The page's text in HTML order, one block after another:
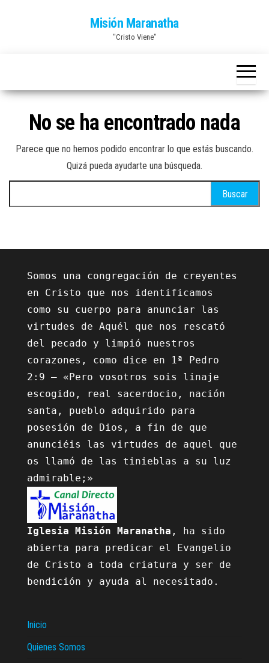
Misión Maranatha
"Cristo Viene"
No se ha encontrado nada
Parece que no hemos podido encontrar lo que estás buscando.
Quizá pueda ayudarte una búsqueda.
Somos una congregación de creyentes
en Cristo que nos identificamos
como su cuerpo para anunciar las
virtudes de Aquél que nos rescató
del pecado y limpió nuestros
corazones, como dice en 1ª Pedro
2:9 – «Pero vosotros sois linaje
escogido, real sacerdocio, nación
santa, pueblo adquirido para
posesión de Dios, a fin de que
anunciéis las virtudes de aquel que
os llamó de las tinieblas a su luz
Iglesia Misión Maranatha , ha sido
abierta para predicar el Evangelio
de Cristo a toda criatura y ser de
bendición y ayuda al necesitado.
Inicio
Quienes Somos